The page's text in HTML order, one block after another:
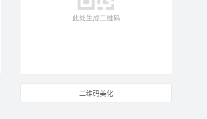
此处生成二维码
二维码美化